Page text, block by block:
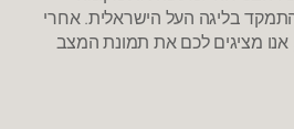
בליגה העל הישראלית. אחרי
מציגים לכם את תמונת המצב